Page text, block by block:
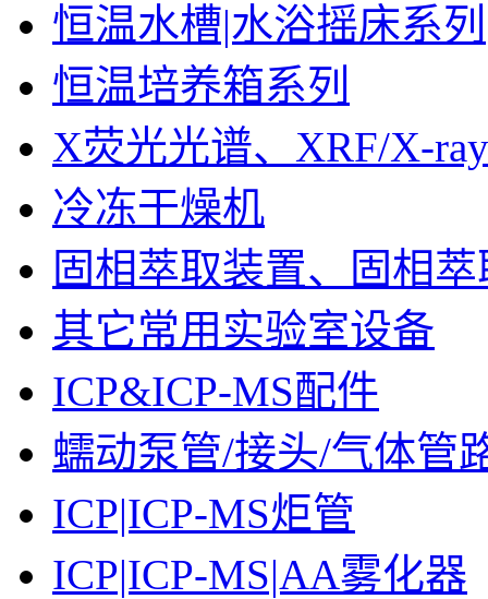
恒温水槽|水浴摇床系列
恒温培养箱系列
X荧光光谱、XRF/X-ray
冷冻干燥机
固相萃取装置、固相
其它常用实验室设备
ICP&ICP-MS配件
蠕动泵管/接头/气体管
ICP|ICP-MS炬管
ICP|ICP-MS|AA雾化器